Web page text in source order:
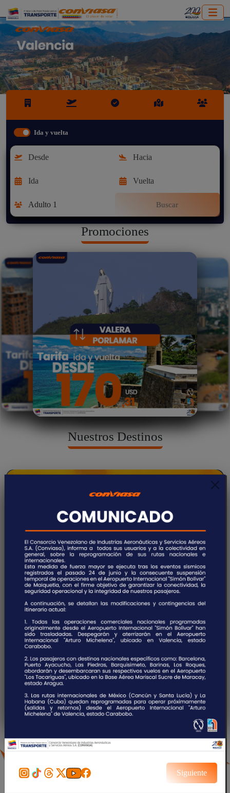
Ida y vuelta
Buscar
Promociones
Nuestros Destinos
MARACAIBO - VENEZUELA - MAR
del país. Es el centro económico más importante del
occidente venezolano debido a la industria petrolera
que se desarrolla en las riberas del Lago de Maracaibo,
específicamente en su sector noroccidental
VENEZUELA - VIG VENEZUELA - PMV
Siguiente